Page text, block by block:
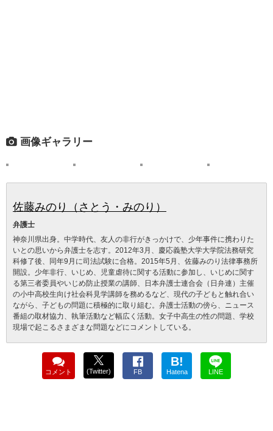
画像ギャラリー
佐藤みのり（さとう・みのり）
弁護士
神奈川県出身。中学時代、友人の非行がきっかけで、少年事件に携わりた
いとの思いから弁護士を志す。2012年3月、慶応義塾大学大学院法務研究
科修了後、同年9月に司法試験に合格。2015年5月、佐藤みのり法律事務所
開設。少年非行、いじめ、児童虐待に関する活動に参加し、いじめに関す
る第三者委員やいじめ防止授業の講師、日本弁護士連合会（日弁連）主催
の小中高校生向け社会科見学講師を務めるなど、現代の子どもと触れ合い
ながら、子どもの問題に積極的に取り組む。弁護士活動の傍ら、ニュース
番組の取材協力、執筆活動など幅広く活動。女子中高生の性の問題、学校
現場で起こるさまざまな問題などにコメントしている。
コメント (Twitter) FB
B!
Hatena LINE